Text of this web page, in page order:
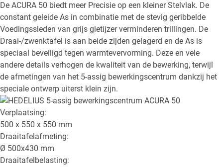
De ACURA 50 biedt meer Precisie op een kleiner Stelvlak. De
constant geleide As in combinatie met de stevig geribbelde
Voedingssleden van grijs gietijzer verminderen trillingen. De
Draai-/zwenktafel is aan beide zijden gelagerd en de As is
speciaal beveiligd tegen warmtevervorming. Deze en vele
andere details verhogen de kwaliteit van de bewerking, terwijl
de afmetingen van het 5-assig bewerkingscentrum dankzij het
speciale ontwerp uiterst klein zijn.
Verplaatsing:
500 x 550 x 550 mm
Draaitafelafmeting:
Ø 500x430 mm
Draaitafelbelasting: